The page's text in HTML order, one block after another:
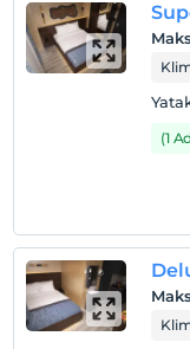
Check/out
En geç saat 12:00
Evcil hayvan
2 yaşına kadar
Her bir oda için 6
(1